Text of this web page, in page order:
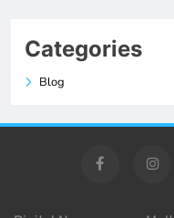
Categories
Blog